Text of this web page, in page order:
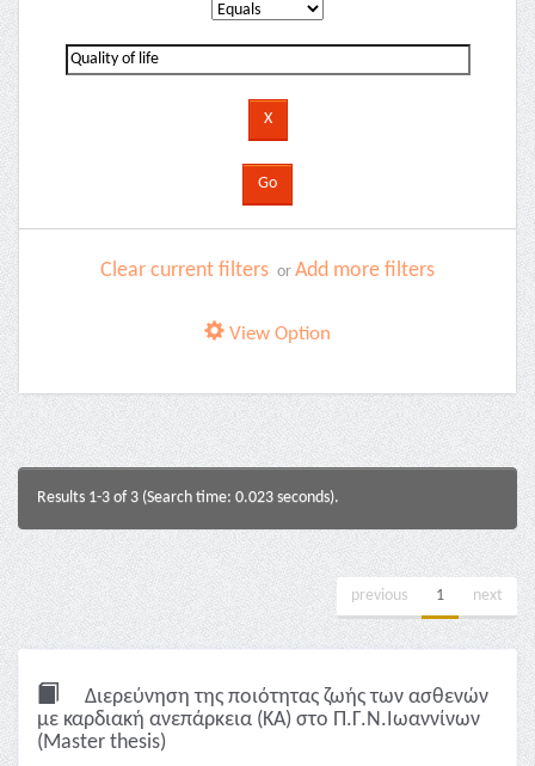
Clear current filters or Add more filters
View Option
Results 1-3 of 3 (Search time: 0.023 seconds).
previous 1 next
Διερεύνηση της ποιότητας ζωής των ασθενών
με καρδιακή ανεπάρκεια (ΚΑ) στο Π.Γ.Ν.Ιωαννίνων
(Master thesis)